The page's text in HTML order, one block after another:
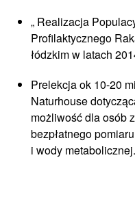
„ Realizacja
Profilaktycznego
łódzkim w latach
Prelekcja ok 10-20
Naturhouse
możliwość dla osób
bezpłatnego
i wody metabolicznej.